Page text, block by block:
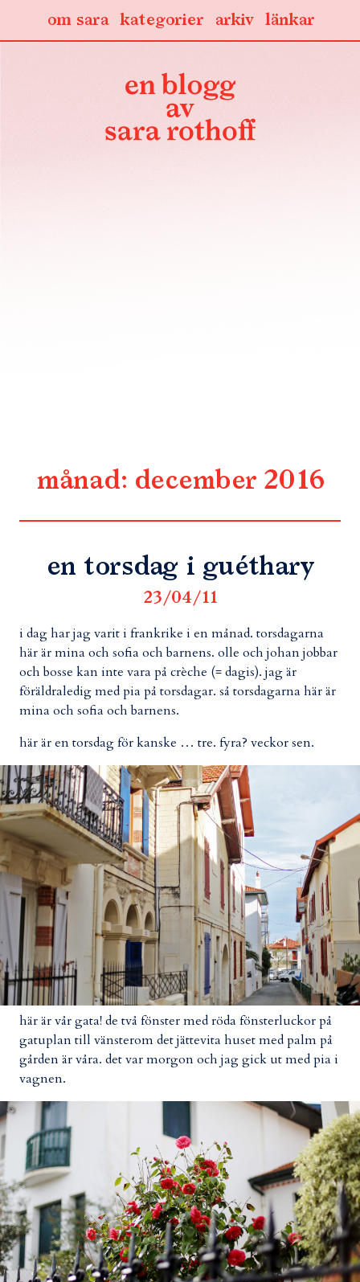
länkar
arkiv
kategorier
om sara
månad: december 2016
en torsdag i guéthary
23/04/11
i dag har jag varit i frankrike i en månad. torsdagarna
här är mina och sofia och barnens. olle och johan jobbar
och bosse kan inte vara på crèche (= dagis). jag är
föräldraledig med pia på torsdagar. så torsdagarna här är
mina och sofia och barnens.
här är en torsdag för kanske … tre. fyra? veckor sen.
här är vår gata! de två fönster med röda fönsterluckor på
gatuplan till vänsterom det jättevita huset med palm på
gården är våra. det var morgon och jag gick ut med pia i
vagnen.